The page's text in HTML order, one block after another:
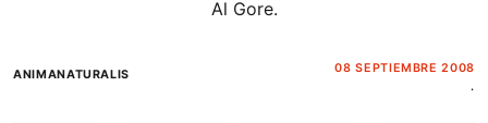
Al Gore.
ANIMANATURALIS
08 SEPTIEMBRE 2008
.